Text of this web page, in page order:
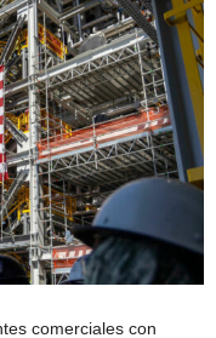
comerciales con